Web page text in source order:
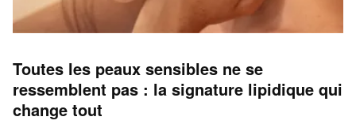
Toutes les peaux sensibles ne se
ressemblent pas : la signature lipidique qui
change tout